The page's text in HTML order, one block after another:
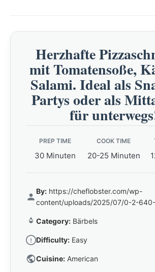
Herzhafte
mit Tomatensoße,
Salami. Ideal als
Partys oder als
für
PREP TIME
30 Minuten
COOK TIME
20-25 Minuten
By: https://cheflobster.com/wp-
content/uploads/2025/07/0-2-
Category: Bärbels
Difficulty: Easy
Cuisine: American